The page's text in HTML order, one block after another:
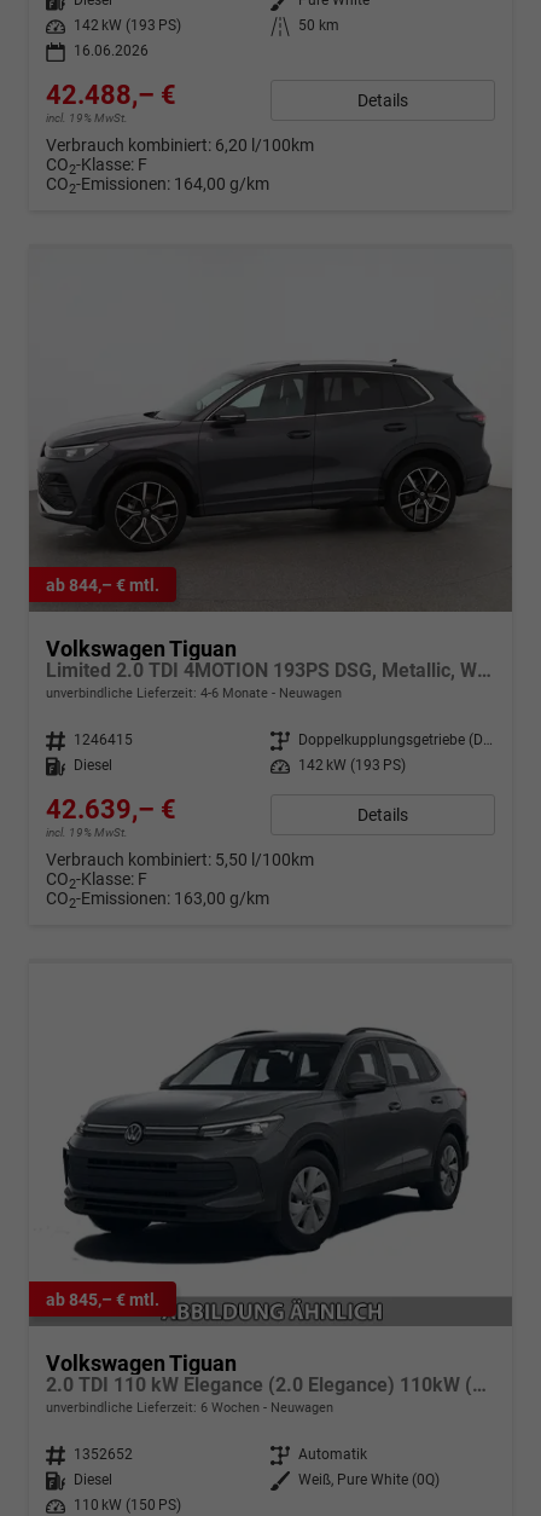
Leistung
142 kW (193 PS) Kilometerstand
50 km
16.06.2026
42.488,– €
incl. 19% MwSt.
Details
Verbrauch kombiniert: 6,20 l/100km
CO2-Klasse: F
CO2-Emissionen: 164,00 g/km
ab 844,– € mtl.
Volkswagen Tiguan
Limited 2.0 TDI 4MOTION 193PS DSG, Metallic, Winterpaket, 17" Alu, LED-Scheinwerfer PLUS, Keyless, Elektr. Heckklappe, Alarm, Akustik-Fenster, Privacy, Park Assist, Parksensoren vo/hi, 360°-Kamera, Digital Cockpit Pro, Radio Ready2Discover 12,9"+App-Connect
unverbindliche Lieferzeit: 4-6 Monate Neuwagen
Fahrzeugnr. 1246415 Getriebe
Doppelkupplungsgetriebe (DSG)
Kraftstoff
Diesel Leistung 142 kW (193 PS)
42.639,– €
incl. 19% MwSt.
Details
Verbrauch kombiniert: 5,50 l/100km
CO2-Klasse: F
CO2-Emissionen: 163,00 g/km
ab 845,– € mtl.
Volkswagen Tiguan
2.0 TDI 110 kW Elegance (2.0 Elegance) 110kW (150 PS) 7-Gang DSG
unverbindliche Lieferzeit: 6 Wochen Neuwagen
Fahrzeugnr. 1352652 Getriebe Automatik
Kraftstoff
Diesel Außenfarbe Weiß, Pure White (0Q)
Leistung
110 kW (150 PS)